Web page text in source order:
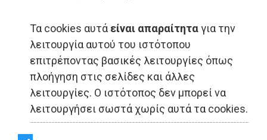
Τα cookies αυτά είναι απαραίτηταγια την
λειτουργία αυτού του ιστότοπου
επιτρέποντας βασικές λειτουργίες όπως
πλοήγηση στις σελίδες και άλλες
λειτουργίες. Ο ιστότοπος δεν μπορεί να
λειτουργήσει σωστά χωρίς αυτά τα cookies.
ΟΙΚΟΝΟΜΙΑ - Αττική
EFA GROUP: Nέα ηγεσία
για την επόμενη φάση
στρατηγικής ανάπτυξης